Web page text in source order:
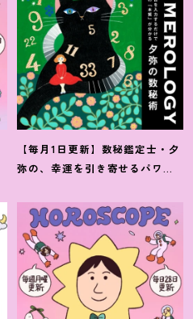
【毎月1日更新】数秘鑑定士・夕
弥の、幸運を引き寄せるパワー